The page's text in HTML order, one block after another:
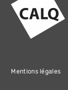
Mentions légales